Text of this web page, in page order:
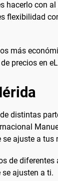
hacerlo con
flexibilidad
más
precios en
distintas
ajuste a tus
de
se ajusten a ti.